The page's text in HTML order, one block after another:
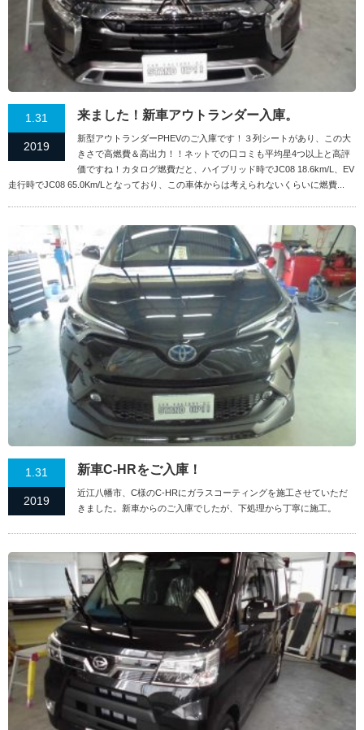
1.31
2019
来ました！新車アウトランダー入庫。
新型アウトランダーPHEVのご入庫です！３列シートがあり、この大
きさで高燃費＆高出力！！ネットでの口コミも平均星4つ以上と高評
価ですね！カタログ燃費だと、ハイブリッド時でJC08 18.6km/L、EV
走行時でJC08 65.0Km/Lとなっており、この車体からは考えられないくらいに燃費...
1.31
2019
新車C-HRをご入庫！
近江八幡市、C様のC-HRにガラスコーティングを施工させていただ
きました。新車からのご入庫でしたが、下処理から丁寧に施工。